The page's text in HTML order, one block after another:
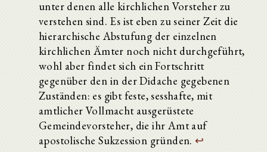
unter denen alle kirchlichen Vorsteher zu
verstehen sind. Es ist eben zu seiner Zeit die
hierarchische Abstufung der einzelnen
kirchlichen Ämter noch nicht durchgeführt,
wohl aber findet sich ein Fortschritt
gegenüber den in der Didache gegebenen
Zuständen: es gibt feste, sesshafte, mit
amtlicher Vollmacht ausgerüstete
Gemeindevorsteher, die ihr Amt auf
apostolische Sukzession gründen. ↩